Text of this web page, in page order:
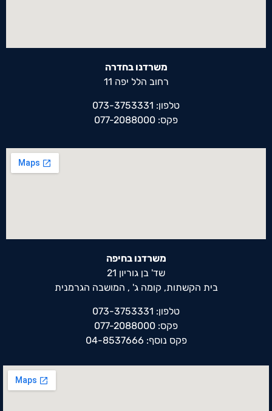
משרדנו בחדרה
רחוב הלל יפה 11
טלפון: 073-3753331
פקס: 077-2088000
משרדנו בחיפה
שד' בן גוריון 21
בית הקשתות, קומה ג' , המושבה הגרמנית
טלפון: 073-3753331
פקס: 077-2088000
פקס נוסף: 04-8537666